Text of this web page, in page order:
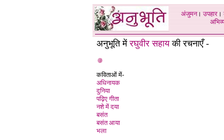
अंजुमन।उपहार।
अनुभूति मेंरघुवीर सहायकी रचनाएँ -
कविताओं में-
अधिनायक
दुनिया
पढ़िए गीता
नशे में दया
बसंत
बसंत आया
भला